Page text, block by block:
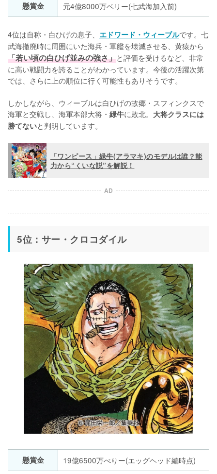
懸賞金 元4億8000万ベリー(七武海加入前)
4位は自称・白ひげの息子、 エドワード・ウィーブルです。七
武海撤廃時に周囲にいた海兵・軍艦を壊滅させる、黄猿から
「若い頃の白ひげ並みの強さ」と評価を受けるなど、非常
に高い戦闘力を誇ることがわかっています。今後の活躍次第
では、さらに上の順位に行く可能性もありそうです。
しかしながら、ウィーブルは白ひげの故郷・スフィンクスで
海軍と交戦し、海軍本部大将・ 緑牛に敗北。 大将クラスには
勝てないと判明しています。
「ワンピース」緑牛(アラマキ)のモデルは誰？能
力から“くいな説”を解説！
AD
5位：サー・クロコダイル
懸賞金 19億6500万べりー(エッグヘッド編時点)